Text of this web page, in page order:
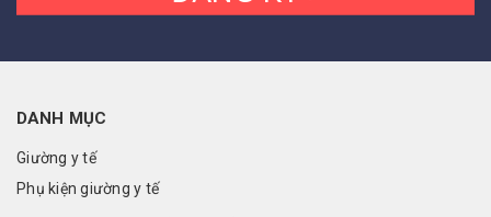
DANH MỤC
Giường y tế
Phụ kiện giường y tế